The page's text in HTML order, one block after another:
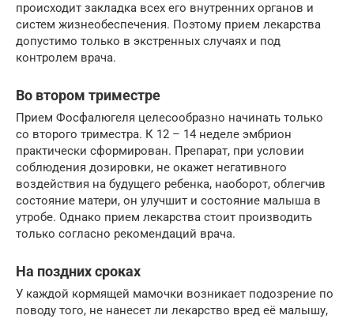
происходит закладка всех его внутренних органов и
систем жизнеобеспечения. Поэтому прием лекарства
допустимо только в экстренных случаях и под
контролем врача.
Во втором триместре
Прием Фосфалюгеля целесообразно начинать только
со второго триместра. К 12 – 14 неделе эмбрион
практически сформирован. Препарат, при условии
соблюдения дозировки, не окажет негативного
воздействия на будущего ребенка, наоборот, облегчив
состояние матери, он улучшит и состояние малыша в
утробе. Однако прием лекарства стоит производить
только согласно рекомендаций врача.
На поздних сроках
У каждой кормящей мамочки возникает подозрение по
поводу того, не нанесет ли лекарство вред её малышу,